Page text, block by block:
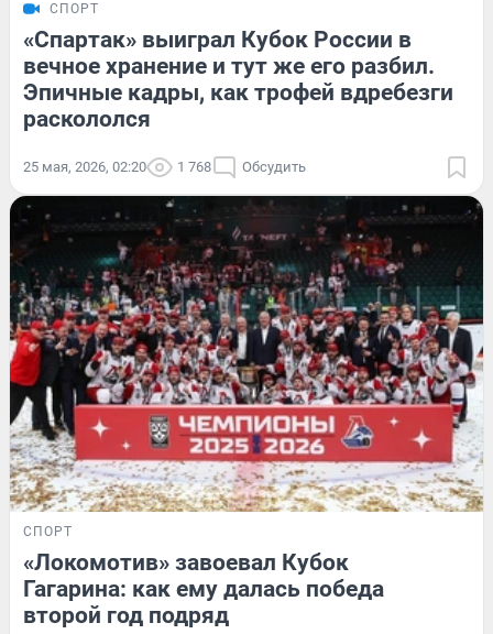
СПОРТ
«Спартак» выиграл Кубок России в
вечное хранение и тут же его разбил.
Эпичные кадры, как трофей вдребезги
раскололся
25 мая, 2026, 02:20 1 768 Обсудить
СПОРТ
«Локомотив» завоевал Кубок
Гагарина: как ему далась победа
второй год подряд